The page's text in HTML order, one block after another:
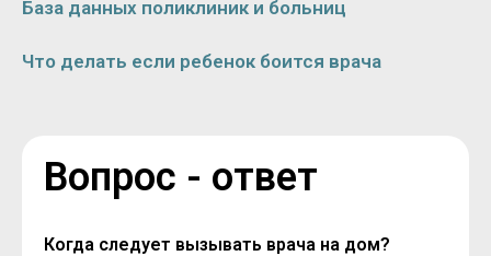
База данных поликлиник и больниц
Что делать если ребенок боится врача
Вопрос - ответ
Когда следует вызывать врача на дом?